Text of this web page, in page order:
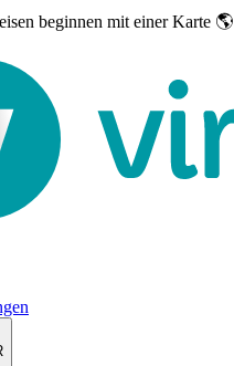
beginnen mit einer Karte 🌎